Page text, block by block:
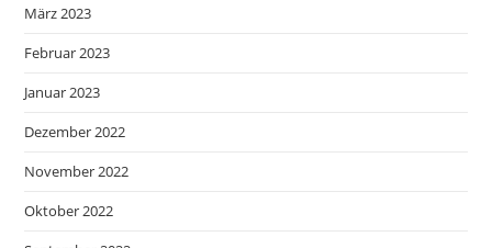
März 2023
Februar 2023
Januar 2023
Dezember 2022
November 2022
Oktober 2022